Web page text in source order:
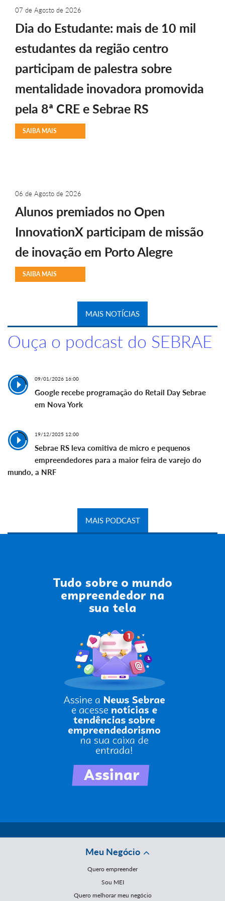
07 de Agosto de 2026
Dia do Estudante: mais de 10 mil
estudantes da região centro
participam de palestra sobre
mentalidade inovadora promovida
pela 8ª CRE e Sebrae RS
SAIBA MAIS
06 de Agosto de 2026
Alunos premiados no Open
InnovationX participam de missão
de inovação em Porto Alegre
SAIBA MAIS
MAIS NOTÍCIAS
Ouça o podcast do SEBRAE
09/01/2026 16:00
Google recebe programação do Retail Day Sebrae
em Nova York
19/12/2025 12:00
Sebrae RS leva comitiva de micro e pequenos
empreendedores para a maior feira de varejo do
mundo, a NRF
MAIS PODCAST
Meu Negócio
Quero empreender
Sou MEI
Quero melhorar meu negócio